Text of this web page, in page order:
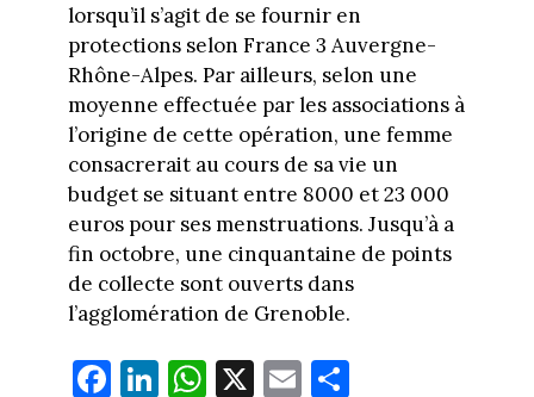
lorsqu’il s’agit de se fournir en
protections selon France 3 Auvergne-
Rhône-Alpes. Par ailleurs, selon une
moyenne effectuée par les associations à
l’origine de cette opération, une femme
consacrerait au cours de sa vie un
budget se situant entre 8000 et 23 000
euros pour ses menstruations. Jusqu’à a
fin octobre, une cinquantaine de points
de collecte sont ouverts dans
l’agglomération de Grenoble.
Fa Li W X E Pa